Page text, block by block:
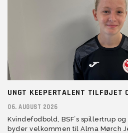
UNGT KEEPERTALENT TILFØJET
06. AUGUST 2026
Kvindefodbold, BSF´s spillertrup
byder velkommen til Alma Mørch